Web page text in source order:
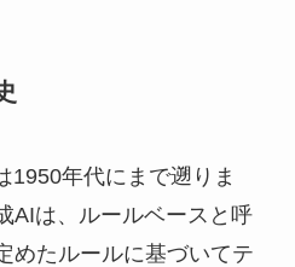
1950年代にまで遡りま
AIは、ルールベースと呼
めたルールに基づいてテ